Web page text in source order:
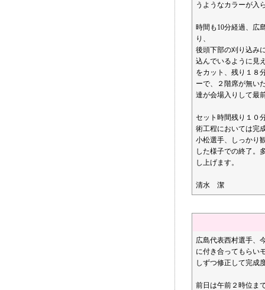
うようなカラーが入
時間も10分経過、広
り、
後頭下部の刈り込み
込んでいるように見
をカット、残り１８
ーで、２階席が無い
達が会場入りして最
セット時間残り１０
術工程においては完
小松選手、しっかり
した様子での終了。
し上げます。
清水 潔
広島代表西村選手、
に付き合ってもらい
しずつ修正して完成
前日は午前２時位ま